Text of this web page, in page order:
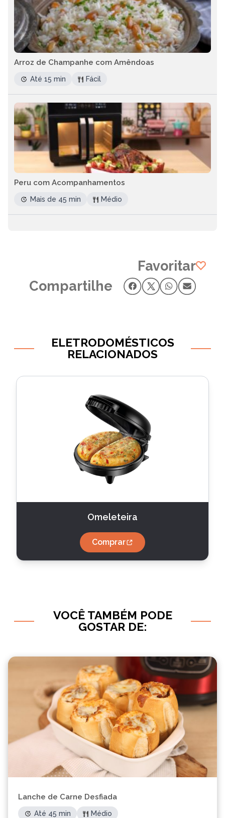
Arroz de Champanhe com Amêndoas
Até 15 min Fácil
Peru com Acompanhamentos
Mais de 45 min Médio
Favoritar
Compartilhe
ELETRODOMÉSTICOS
RELACIONADOS
Omeleteira
Comprar
VOCÊ TAMBÉM PODE
GOSTAR DE:
Lanche de Carne Desfiada
Até 45 min Médio